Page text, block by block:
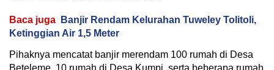
Baca juga
Banjir Rendam Kelurahan Tuweley Tolitoli,
Ketinggian Air 1,5 Meter
Pihaknya mencatat banjir merendam 100 rumah di Desa
Beteleme, 10 rumah di Desa Kumpi, serta beberapa rumah